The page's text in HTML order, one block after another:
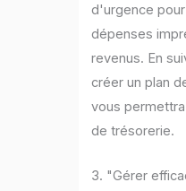
d'urgence
dépenses
revenus. En
créer un plan
vous
de trésorerie.
3. "Gérer